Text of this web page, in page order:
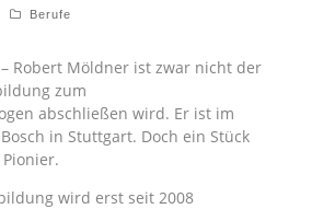
Berufe
Robert Möldner ist zwar nicht der
zum
abschließen wird. Er ist im
in Stuttgart. Doch ein Stück
wird erst seit 2008